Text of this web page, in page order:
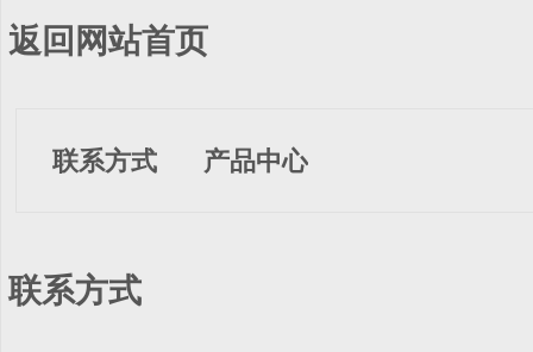
返回网站首页
联系方式 产品中心
联系方式